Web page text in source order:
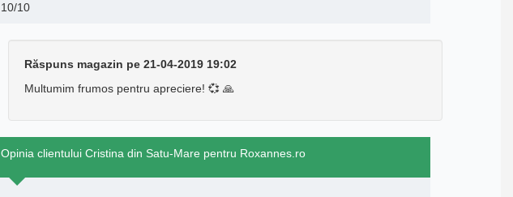
10/10
Răspuns magazin pe 21-04-2019 19:02
Multumim frumos pentru apreciere! 💞 🙏
Opinia clientului Cristina din Satu-Mare pentru Roxannes.ro